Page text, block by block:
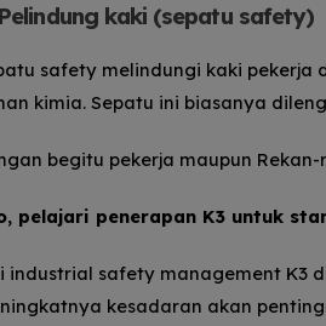
kaki (sepatu safety)
safety melindungi kaki
kimia. Sepatu ini biasanya
begitu pekerja maupun
pelajari penerapan K3 untuk
industrial safety management K3
kesadaran akan